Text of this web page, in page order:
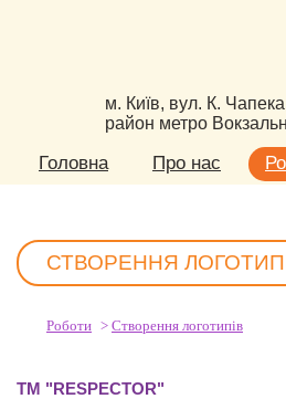
м. Київ, вул. К.
район метро
Головна Про нас
СТВОРЕННЯ
Роботи > Створення логотипів
ТМ "RESPECTOR"